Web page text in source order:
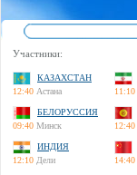
Участники:
КАЗАХСТАН
12:40 Астана
11:10
БЕЛОРУССИЯ
09:40 Минск
12:40
ИНДИЯ
12:10 Дели
14:40